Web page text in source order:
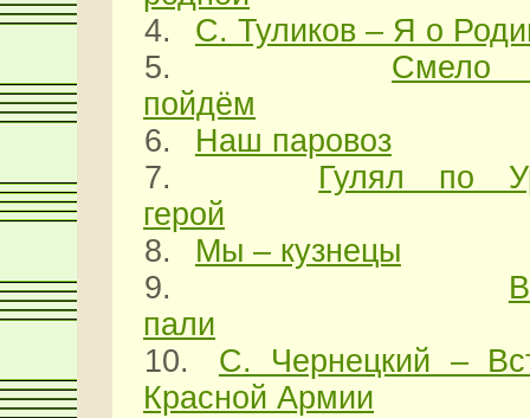
4.
С. Туликов – Я о
5.
пойдём
6.
Наш паровоз
7.
Гулял по
герой
8.
Мы – кузнецы
9.
пали
10.
С. Чернецкий –
Красной Армии